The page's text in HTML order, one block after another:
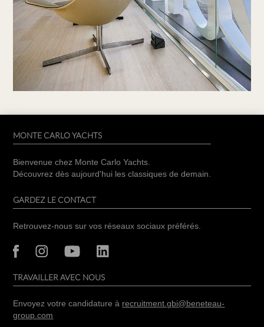
MONTE CARLO YACHTS
Bienvenue chez Monte Carlo Yachts.
Découvrez dès aujourd'hui les classiques de demain.
GARDEZ LE CONTACT
Retrouvez-nous sur vos réseaux sociaux préférés.
TRAVAILLER AVEC NOUS
Envoyez votre candidature à recruitment.gbi@beneteau-
group.com